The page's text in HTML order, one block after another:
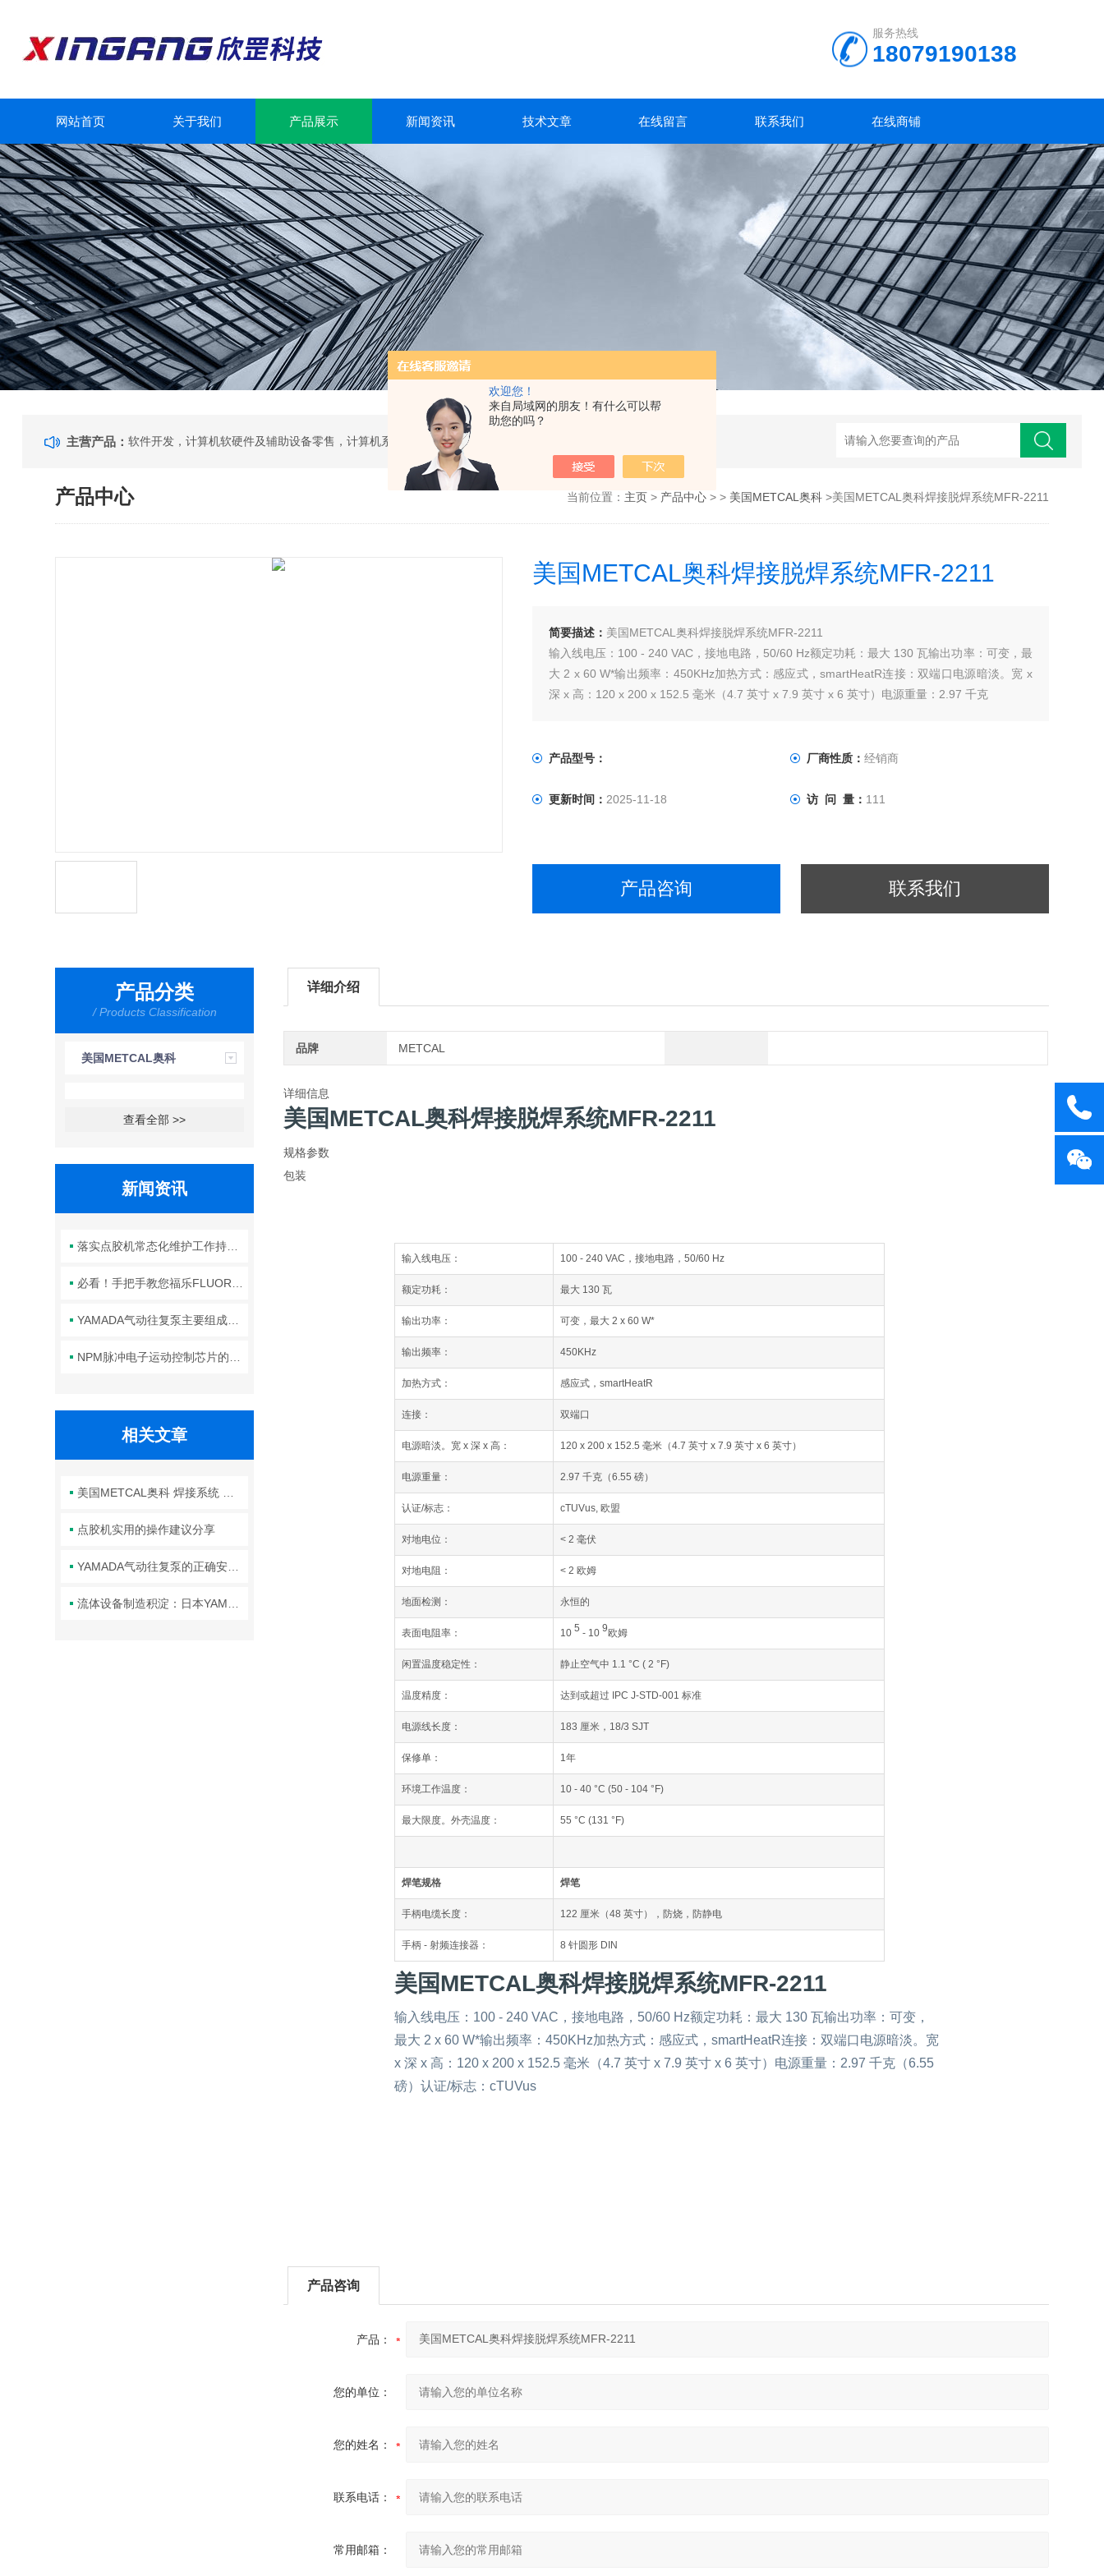
欢迎您！
来自局域网的朋友！有什么可以帮
助您的吗？
服务热线
18079190138
网站首页 关于我们 产品展示 新闻资讯 技术文章 在线留言 联系我们 在线商铺
主营产品：
产品中心 当前位置： 主页> 产品中心> > 美国METCAL奥科>美国METCAL奥科焊接脱焊系统MFR-2211
美国METCAL奥科焊接脱焊系统MFR-2211
简要描述： 美国METCAL奥科焊接脱焊系统MFR-2211
输入线电压：100 - 240 VAC，接地电路，50/60 Hz额定功耗：最大 130 瓦输出功率：可变，最
大 2 x 60 W*输出频率：450KHz加热方式：感应式，smartHeatR连接：双端口电源暗淡。宽 x
深 x 高：120 x 200 x 152.5 毫米（4.7 英寸 x 7.9 英寸 x 6 英寸）电源重量：2.97 千克
产品型号： 厂商性质：经销商
更新时间： 2025-11-18 访 问 量： 111
产品咨询 联系我们
产品分类
/ Products Classification
美国METCAL奥科
查看全部 >>
新闻资讯
相关文章
点胶机实用的操作建议分享
详细介绍
品牌 METCAL
详细信息
美国METCAL奥科焊接脱焊系统MFR-2211
规格参数
包装
输入线电压： 100 - 240 VAC，接地电路，50/60 Hz
额定功耗： 最大 130 瓦
输出功率： 可变，最大 2 x 60 W*
输出频率： 450KHz
加热方式： 感应式，smartHeatR
连接： 双端口
电源暗淡。 宽 x 深 x 高： 120 x 200 x 152.5 毫米（4.7 英寸 x 7.9 英寸 x 6 英寸）
电源重量： 2.97 千克（6.55 磅）
认证/标志： cTUVus, 欧盟
对地电位： < 2 毫伏
对地电阻： < 2 欧姆
地面检测： 永恒的
表面电阻率： 10 5 - 10 9欧姆
闲置温度稳定性： 静止空气中 1.1 °C ( 2 °F)
温度精度： 达到或超过 IPC J-STD-001 标准
电源线长度： 183 厘米，18/3 SJT
保修单： 1年
环境工作温度： 10 - 40 °C (50 - 104 °F)
最大限度。 外壳温度： 55 °C (131 °F)
焊笔规格 焊笔
手柄电缆长度： 122 厘米（48 英寸），防烧，防静电
手柄 - 射频连接器： 8 针圆形 DIN
美国METCAL奥科焊接脱焊系统MFR-2211
输入线电压：100 - 240 VAC，接地电路，50/60 Hz额定功耗：最大 130 瓦输出功率：可变，
最大 2 x 60 W*输出频率：450KHz加热方式：感应式，smartHeatR连接：双端口电源暗淡。宽
x 深 x 高：120 x 200 x 152.5 毫米（4.7 英寸 x 7.9 英寸 x 6 英寸）电源重量：2.97 千克（6.55
磅）认证/标志：cTUVus
产品咨询
产品：
您的单位：
您的姓名：
联系电话：
常用邮箱：